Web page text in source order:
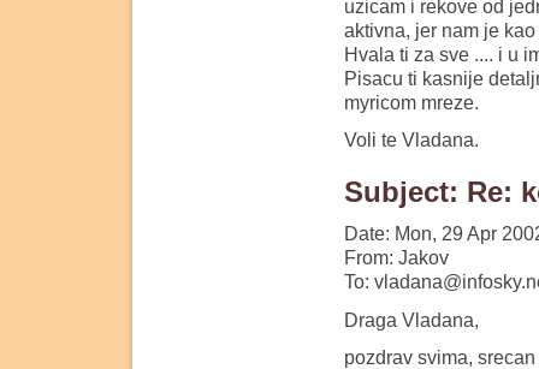
uzicam i rekove od
aktivna, jer nam je
Hvala ti za sve .... i u
Pisacu ti kasnije
myricom mreze.
Voli te Vladana.
Subject: Re:
Date: Mon, 29 Apr
From: Jakov
To:
Draga Vladana,
pozdrav svima,